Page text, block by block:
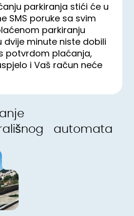
parkiranja stići će u
SMS poruke sa svim
parkiranju
dvije minute niste dobili
potvrdom plaćanja,
i Vaš račun neće
automata